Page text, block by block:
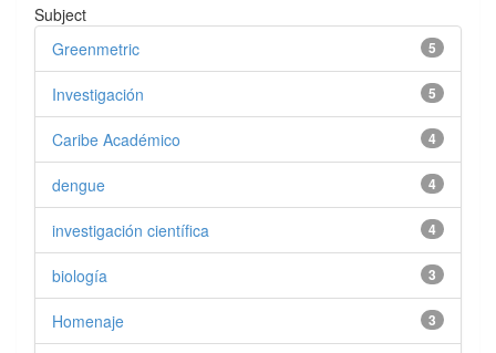
Subject
5
Greenmetric
5
Investigación
4
Caribe Académico
4
dengue
4
investigación científica
3
biología
3
Homenaje